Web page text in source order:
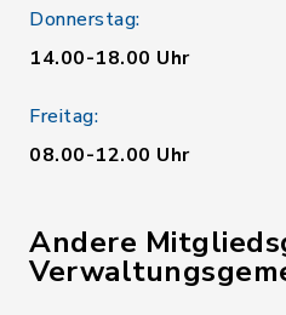
Donnerstag:
14.00-18.00 Uhr
Freitag:
08.00-12.00 Uhr
Andere